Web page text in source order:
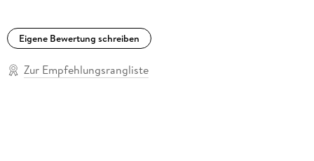
Eigene Bewertung schreiben
Zur Empfehlungsrangliste